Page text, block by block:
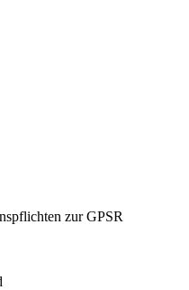
zur GPSR